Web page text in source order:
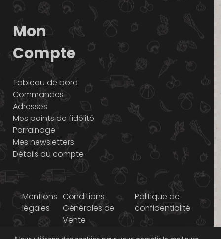
Mon
Compte
Tableau de bord
Commandes
Adresses
Mes points de fidélité
Parrainage
Mes newsletters
Détails du compte
Mentions
légales
Conditions
Générales de
Vente
Politique de
confidentialité